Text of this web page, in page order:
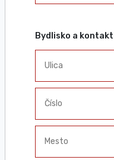
Bydlisko a kontakt